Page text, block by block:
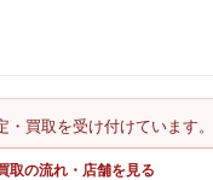
・買取を受け付けています。
取の流れ・店舗を見る